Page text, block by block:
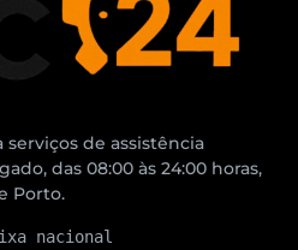
de assistência
das 08:00 às 24:00 horas,
Porto.
nacional